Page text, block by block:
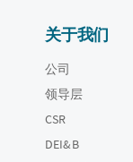
关于我们
公司
领导层
CSR
DEI&B